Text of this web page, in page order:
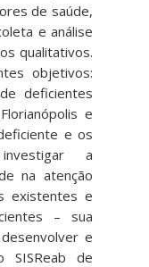
de saúde,
e análise
qualitativos.
objetivos:
deficientes
e
e os
a
na atenção
existentes e
– sua
e
SISReab de